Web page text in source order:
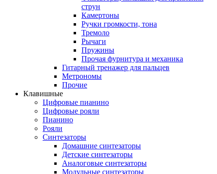
струн
Камертоны
Ручки громкости, тона
Тремоло
Рычаги
Пружины
Прочая фурнитура и механика
Гитарный тренажер для пальцев
Метрономы
Прочие
Клавишные
Цифровые пианино
Цифровые рояли
Пианино
Рояли
Синтезаторы
Домашние синтезаторы
Детские синтезаторы
Аналоговые синтезаторы
Модульные синтезаторы